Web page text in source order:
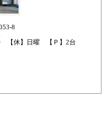
8
【休】日曜 【Ｐ】2台